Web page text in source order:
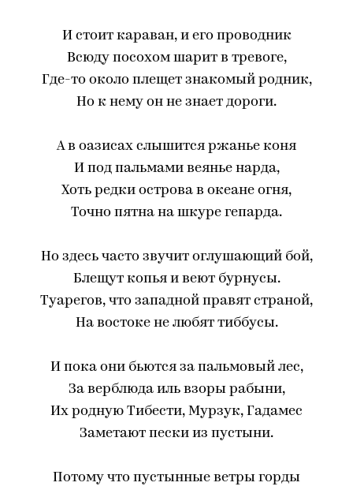
И стоит караван, и его проводник
Всюду посохом шарит в тревоге,
Где-то около плещет знакомый родник,
Но к нему он не знает дороги.
А в оазисах слышится ржанье коня
И под пальмами веянье нарда,
Хоть редки острова в океане огня,
Точно пятна на шкуре гепарда.
Но здесь часто звучит оглушающий бой,
Блещут копья и веют бурнусы.
Туарегов, что западной правят страной,
На востоке не любят тиббусы.
И пока они бьются за пальмовый лес,
За верблюда иль взоры рабыни,
Их родную Тибести, Мурзук, Гадамес
Заметают пески из пустыни.
Потому что пустынные ветры горды